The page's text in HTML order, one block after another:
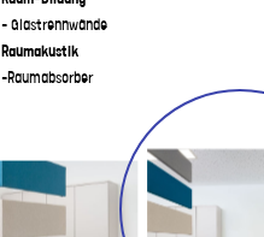
– Glastrennwände
Raumakustik
-Raumabsorber